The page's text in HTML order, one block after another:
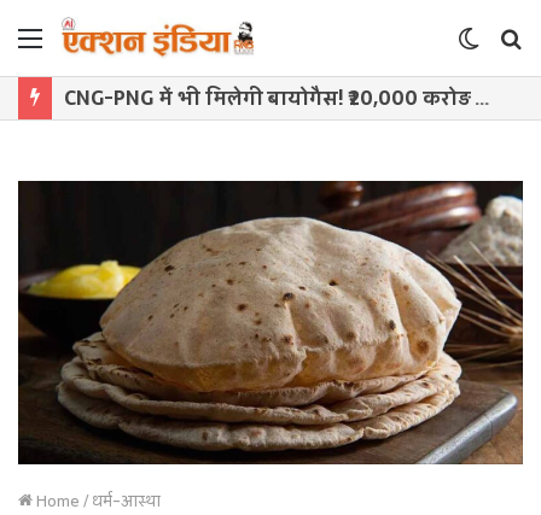
Menu
Switch
skin
CNG-PNG में भी मिलेगी बायोगैस! ₹20,000 करोड़ की GOBAR-Dhan योजना को कैबिनेट की मंजूरी संभव
Home/धर्म-आस्था